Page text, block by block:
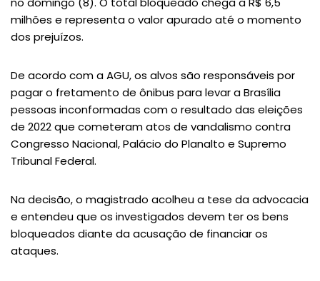
milhões e representa o valor apurado até o momento
dos prejuízos.
De acordo com a AGU, os alvos são responsáveis por
pagar o fretamento de ônibus para levar a Brasília
pessoas inconformadas com o resultado das eleições
de 2022 que cometeram atos de vandalismo contra
Congresso Nacional, Palácio do Planalto e Supremo
Tribunal Federal.
Na decisão, o magistrado acolheu a tese da advocacia
e entendeu que os investigados devem ter os bens
bloqueados diante da acusação de financiar os
ataques.